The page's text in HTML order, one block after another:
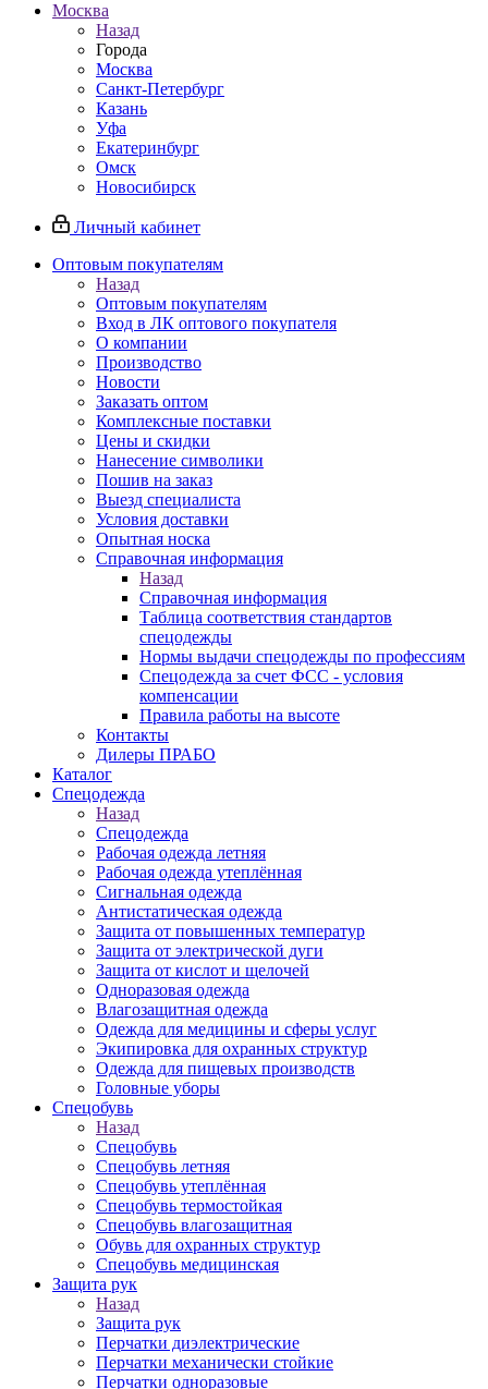
Москва
Назад
Города
Москва
Санкт-Петербург
Казань
Уфа
Екатеринбург
Омск
Новосибирск
Личный кабинет
Оптовым покупателям
Назад
Оптовым покупателям
Вход в ЛК оптового покупателя
О компании
Производство
Новости
Заказать оптом
Комплексные поставки
Цены и скидки
Нанесение символики
Пошив на заказ
Выезд специалиста
Условия доставки
Опытная носка
Справочная информация
Назад
Справочная информация
Таблица соответствия стандартов
спецодежды
Нормы выдачи спецодежды по профессиям
Спецодежда за счет ФСС - условия
компенсации
Правила работы на высоте
Контакты
Дилеры ПРАБО
Каталог
Спецодежда
Назад
Спецодежда
Рабочая одежда летняя
Рабочая одежда утеплённая
Сигнальная одежда
Антистатическая одежда
Защита от повышенных температур
Защита от электрической дуги
Защита от кислот и щелочей
Одноразовая одежда
Влагозащитная одежда
Одежда для медицины и сферы услуг
Экипировка для охранных структур
Одежда для пищевых производств
Головные уборы
Спецобувь
Назад
Спецобувь
Спецобувь летняя
Спецобувь утеплённая
Спецобувь термостойкая
Спецобувь влагозащитная
Обувь для охранных структур
Спецобувь медицинская
Защита рук
Назад
Защита рук
Перчатки диэлектрические
Перчатки механически стойкие
Перчатки одноразовые